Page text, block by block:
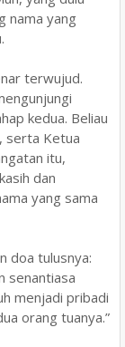
nama yang
terwujud.
kedua. Beliau
serta Ketua
itu,
dan
yang sama
doa tulusnya:
senantiasa
menjadi pribadi
orang tuanya.”